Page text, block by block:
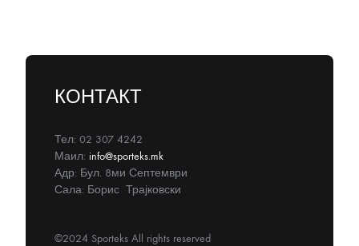
КОНТАКТ
Тел: 02 307 4242
Маил: info@sporteks.mk
Адр: Бул. 8ми Септември
Сала: Борис Трајковски
©2024 Sporteks All rights reserved